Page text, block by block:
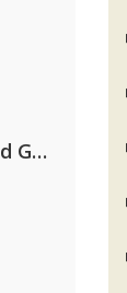
AFROJACK, Martin Garrix, David Guetta & Amél